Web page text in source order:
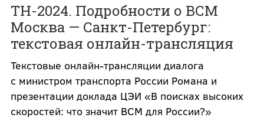
ТН-2024. Подробности о ВСМ
Москва — Санкт-Петербург:
текстовая онлайн-трансляция
Текстовые онлайн-трансляции диалога
с министром транспорта России Романа и
презентации доклада ЦЭИ «В поисках высоких
скоростей: что значит ВСМ для России?»